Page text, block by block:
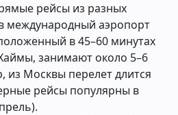
рейсы из разных
международный аэропорт
в 45–60 минутах
занимают около 5–6
из Москвы перелет длится
рейсы популярны в